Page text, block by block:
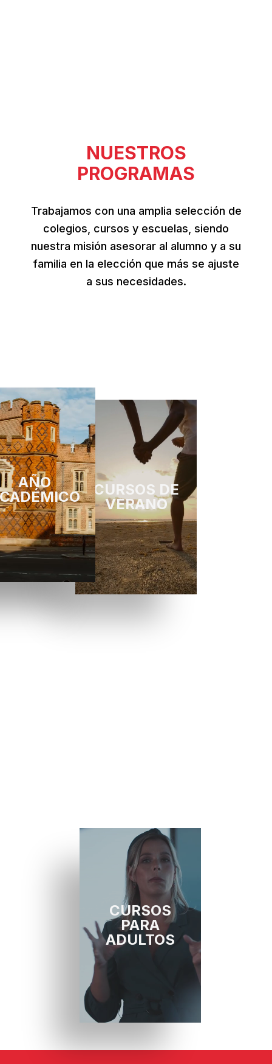
NUESTROS
PROGRAMAS
Trabajamos con una amplia selección de
colegios, cursos y escuelas, siendo
nuestra misión asesorar al alumno y a su
familia en la elección que más se ajuste
a sus necesidades.
CURSOS
PARA
ADULTOS
AÑO
CURSOS DE
VERANO